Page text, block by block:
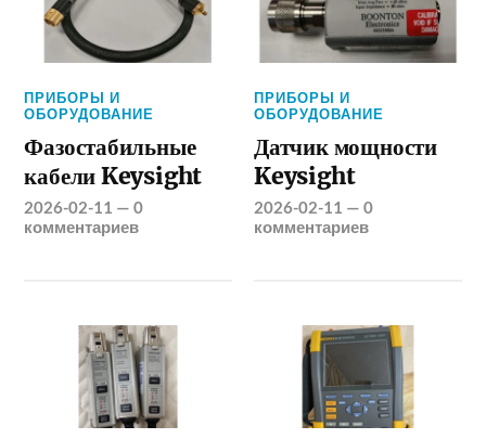
ПРИБОРЫ И
ОБОРУДОВАНИЕ
Фазостабильные
кабели Keysight
2026-02-11 —0
комментариев
ПРИБОРЫ И
ОБОРУДОВАНИЕ
Датчик мощности
Keysight
2026-02-11 —0
комментариев